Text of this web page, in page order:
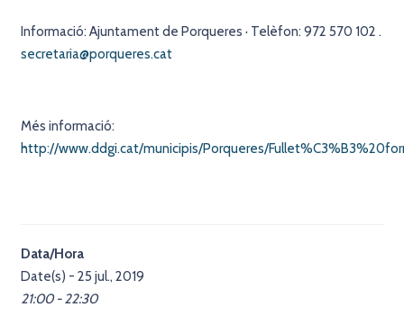
Informació: Ajuntament de Porqueres · Telèfon: 972 570 102 .
secretaria@porqueres.cat
Més informació:
http://www.ddgi.cat/municipis/Porqueres/
Data/Hora
Date(s) - 25 jul., 2019
21:00 - 22:30